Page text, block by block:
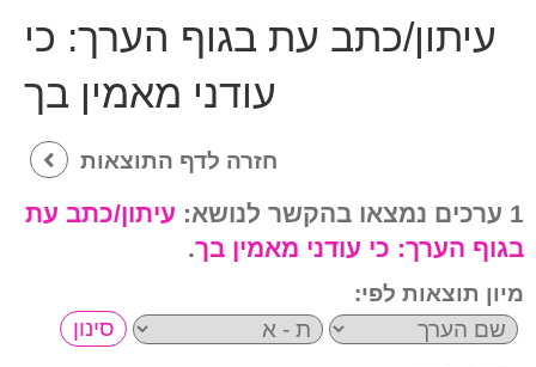
עיתון/כתב עת בגוף הערך: כי
עודני מאמין בך
חזרה לדף התוצאות
1 ערכים נמצאו בהקשר לנושא:
עיתון/כתב עת
בגוף הערך: כי עודני מאמין בך.
מיון תוצאות לפי: